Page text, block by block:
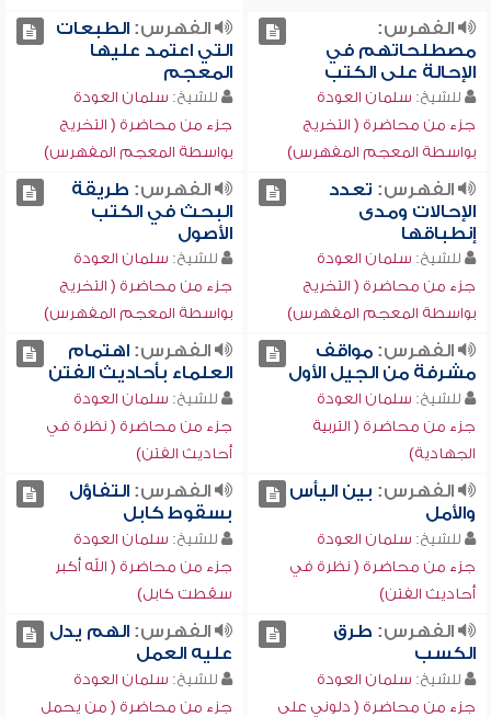
الفهرس:
مصطلحاتهم في
الإحالة على الكتب
للشيخ: سلمان العودة
جزء من محاضرة ( التخريج
بواسطة المعجم المفهرس)
الفهرس:الطبعات
التي اعتمد عليها
المعجم
للشيخ: سلمان العودة
جزء من محاضرة ( التخريج
بواسطة المعجم المفهرس)
الفهرس: تعدد
الإحالات ومدى
إنطباقها
للشيخ: سلمان العودة
جزء من محاضرة ( التخريج
بواسطة المعجم المفهرس)
الفهرس: طريقة
البحث في الكتب
الأصول
للشيخ: سلمان العودة
جزء من محاضرة ( التخريج
بواسطة المعجم المفهرس)
الفهرس:مواقف
مشرفة من الجيل الأول
للشيخ: سلمان العودة
جزء من محاضرة ( التربية
الجهادية)
الفهرس:اهتمام
العلماء بأحاديث الفتن
للشيخ: سلمان العودة
جزء من محاضرة ( نظرة في
أحاديث الفتن)
الفهرس: بين اليأس
والأمل
للشيخ: سلمان العودة
جزء من محاضرة ( نظرة في
أحاديث الفتن)
الفهرس:التفاؤل
بسقوط كابل
للشيخ: سلمان العودة
جزء من محاضرة ( الله أكبر
سقطت كابل)
الفهرس: طرق
الكسب
للشيخ: سلمان العودة
جزء من محاضرة ( دلوني على
الفهرس:الهم يدل
عليه العمل
للشيخ: سلمان العودة
جزء من محاضرة ( من يحمل